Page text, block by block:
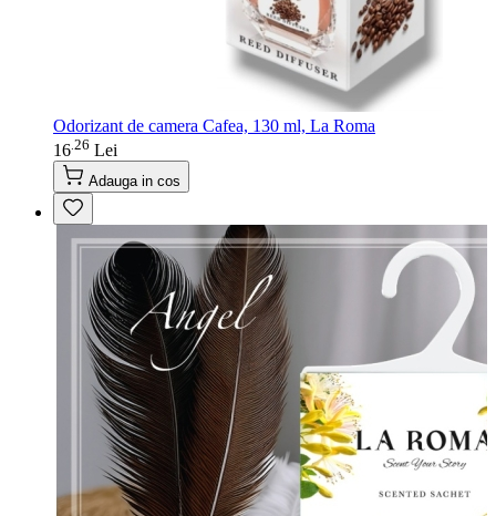
Odorizant de camera Cafea, 130 ml, La Roma
16 26 Lei
Adauga in cos